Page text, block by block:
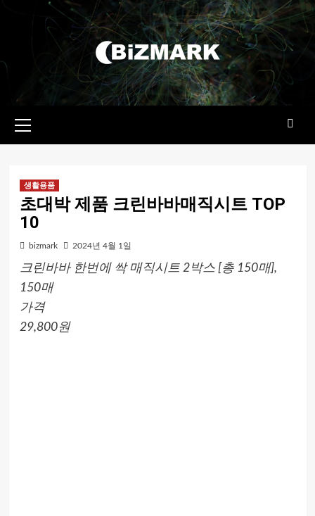
메뉴
생활용품
초대박 제품 크린바바매직시트 TOP
10
bizmark 2024년 4월 1일
크린바바 한번에 싹 매직시트 2박스 [총 150매],
150매
가격
29,800원